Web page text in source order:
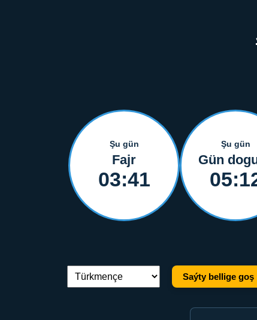
Şu gün
Fajr
03:41
Şu gün
Gün
Dil çalşyryş: Saýty bellige goş